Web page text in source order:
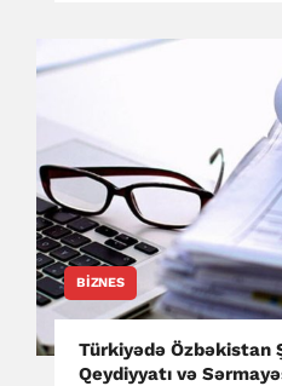
BIZNES
Türkiyədə Özbəkistan
Qeydiyyatı və